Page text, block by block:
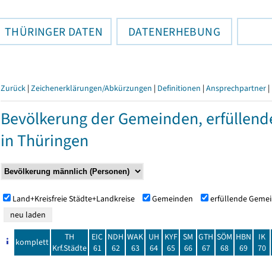
THÜRINGER DATEN DATENERHEBUNG
Zurück | Zeichenerklärungen/Abkürzungen | Definitionen | Ansprechpartner |
Bevölkerung der Gemeinden,
in Thüringen
Land+Kreisfreie Städte+Landkreise Gemeinden erfüllende
komplett
TH
Krf.Städte
EIC
61
NDH
62
WAK
63
UH
64
KYF
65
SM
66
GTH
67
SÖM
68
HBN
69
IK
70